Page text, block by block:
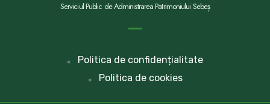
Serviciul Public de Administrarea Patrimoniului Sebeș
Politica de confidențialitate
Politica de cookies